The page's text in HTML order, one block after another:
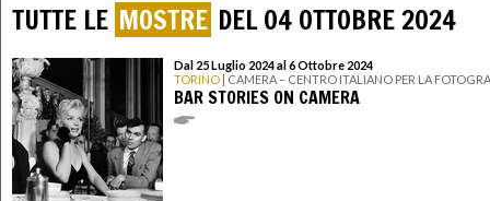
TUTTE LE MOSTRE DEL 04 OTTOBRE 2024
Dal 25 Luglio 2024 al 6 Ottobre 2024
TORINO | CAMERA – CENTRO ITALIANO PER LA
BAR STORIES ON CAMERA